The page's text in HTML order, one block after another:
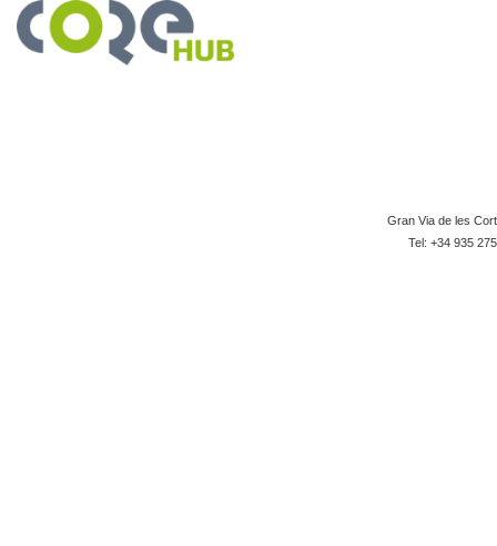
Gran Via de les
Tel: +34 935